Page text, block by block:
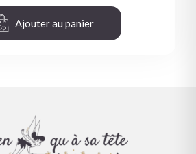
Ajouter au panier